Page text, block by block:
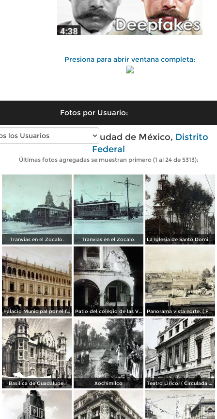
Presiona para abrir ventana completa:
Fotos por Usuario:
Fotos antiguas de Ciudad de México, Distrito
Federal
Últimas fotos agregadas se muestran primero (1 al 24 de 5313):
Tranvias en el Zocalo. Tranvias en el Zocalo. La Iglesia de Santo Domingo.
Palacio Municipal por el fotografo Hugo Brehme.. Patio del colegio de las Vizcainas por el fotografo Hugo Brehme. Panorama vista norte. ( Fechada el 20 de Junio de 1905 ).
Basilica de Guadalupe. Xochimilco Teatro Lirico. ( Circulada el 1 de Agosto de 1926 ).